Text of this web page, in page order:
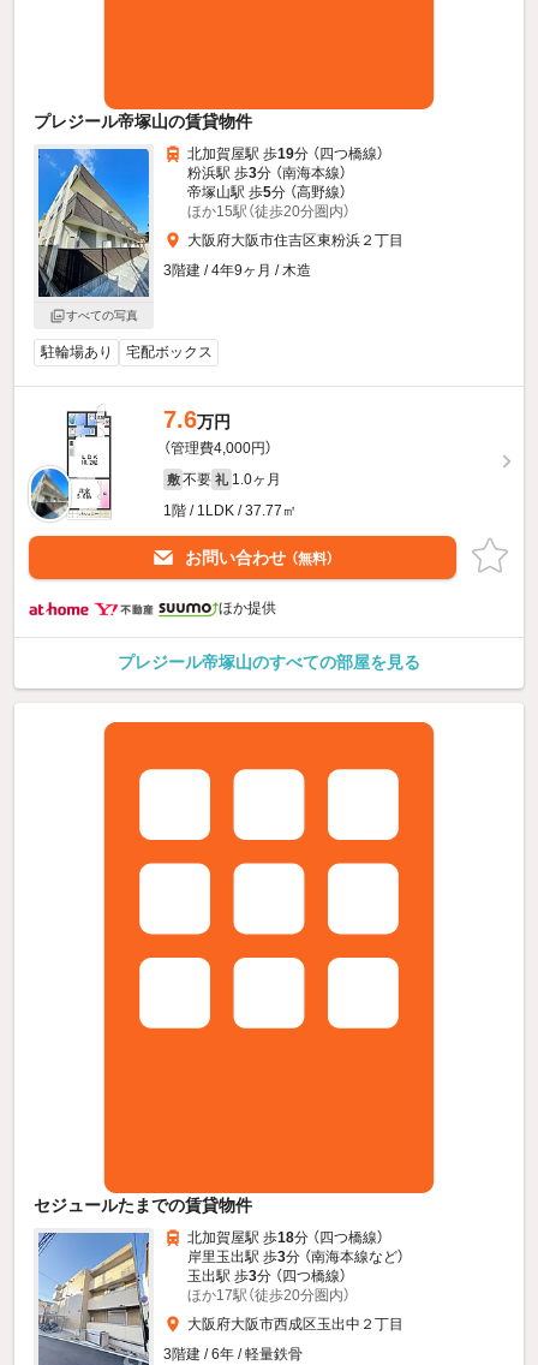
プレジール帝塚山の賃貸物件
すべての写真
北加賀屋駅 歩19分 （四つ橋線）
粉浜駅 歩3分 （南海本線）
帝塚山駅 歩5分 （高野線）
ほか15駅（徒歩20分圏内）
大阪府大阪市住吉区東粉浜２丁目
3階建 / 4年9ヶ月 / 木造
駐輪場あり 宅配ボックス
7.6万円
（管理費4,000円）
敷 不要 礼 1.0ヶ月
1階 / 1LDK / 37.77㎡
お問い合わせ （無料）
ほか提供
プレジール帝塚山のすべての部屋を見る
セジュールたまでの賃貸物件
北加賀屋駅 歩18分 （四つ橋線）
岸里玉出駅 歩3分 （南海本線など）
玉出駅 歩3分 （四つ橋線）
ほか17駅（徒歩20分圏内）
大阪府大阪市西成区玉出中２丁目
3階建 / 6年 / 軽量鉄骨